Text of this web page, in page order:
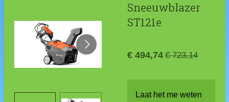
Sneeuwblazer
ST121e
€ 494,74 € 723,14
Laat het me weten